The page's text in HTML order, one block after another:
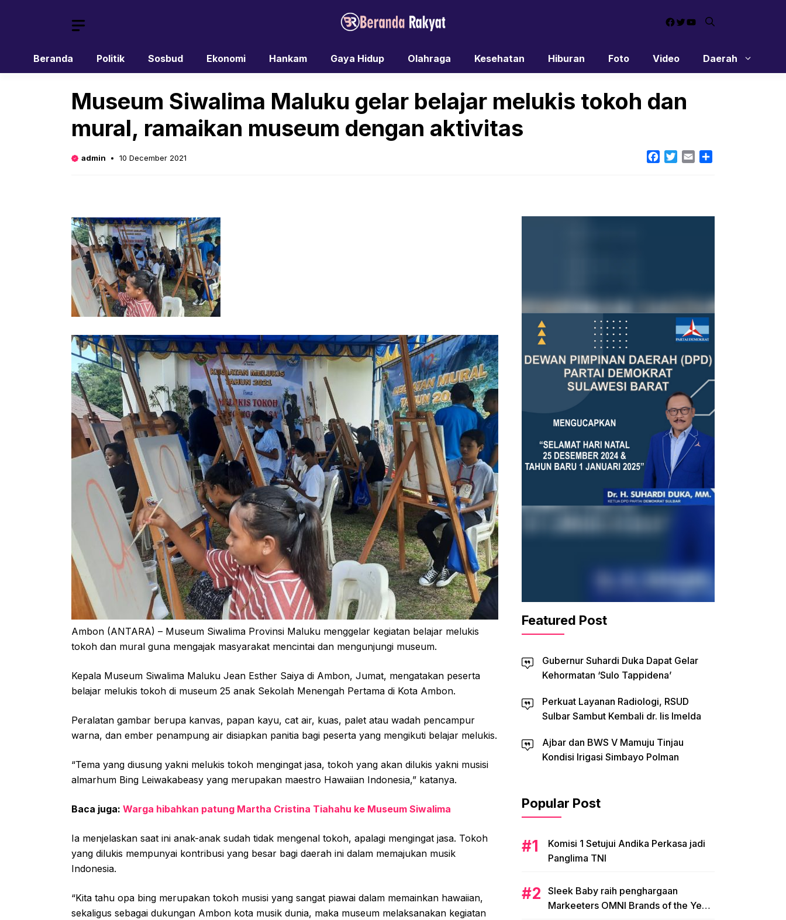
Facebook
Twitter
YouTube
Beranda Politik Sosbud Ekonomi Hankam Gaya Hidup Olahraga Kesehatan Hiburan Foto Video Daerah
Museum Siwalima Maluku gelar belajar melukis tokoh dan
mural, ramaikan museum dengan aktivitas
admin 10 December 2021 Facebook
TwitterEmail
Ambon (ANTARA) – Museum Siwalima Provinsi Maluku menggelar kegiatan belajar melukis
tokoh dan mural guna mengajak masyarakat mencintai dan mengunjungi museum.
Kepala Museum Siwalima Maluku Jean Esther Saiya di Ambon, Jumat, mengatakan peserta
belajar melukis tokoh di museum 25 anak Sekolah Menengah Pertama di Kota Ambon.
Peralatan gambar berupa kanvas, papan kayu, cat air, kuas, palet atau wadah pencampur
warna, dan ember penampung air disiapkan panitia bagi peserta yang mengikuti belajar melukis.
“Tema yang diusung yakni melukis tokoh mengingat jasa, tokoh yang akan dilukis yakni musisi
almarhum Bing Leiwakabeasy yang merupakan maestro Hawaiian Indonesia,” katanya.
Baca juga: Warga hibahkan patung Martha Cristina Tiahahu ke Museum Siwalima
Ia menjelaskan saat ini anak-anak sudah tidak mengenal tokoh, apalagi mengingat jasa. Tokoh
yang dilukis mempunyai kontribusi yang besar bagi daerah ini dalam memajukan musik
Indonesia.
“Kita tahu opa bing merupakan tokoh musisi yang sangat piawai dalam memainkan hawaiian,
sekaligus sebagai dukungan Ambon kota musik dunia, maka museum melaksanakan kegiatan
Featured Post
Gubernur Suhardi Duka Dapat Gelar
Kehormatan ‘Sulo Tappidena’
Perkuat Layanan Radiologi, RSUD
Sulbar Sambut Kembali dr. Iis Imelda
Ajbar dan BWS V Mamuju Tinjau
Kondisi Irigasi Simbayo Polman
Popular Post
Komisi 1 Setujui Andika Perkasa jadi
Panglima TNI
Sleek Baby raih penghargaan
Markeeters OMNI Brands of the Year